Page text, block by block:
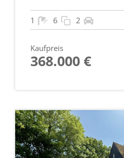
1 6 2
Kaufpreis
368.000 €